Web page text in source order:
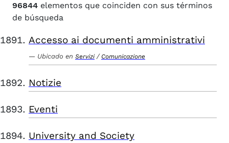
96844 elementos que coinciden con sus términos
de búsqueda
Accesso ai documenti amministrativi
Ubicado en Servizi / Comunicazione
Notizie
Eventi
University and Society